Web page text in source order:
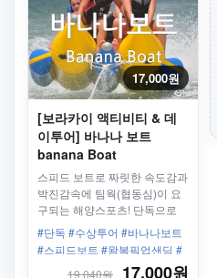
17,000원
[보라카이 액티비티 & 데
이투어] 바나나 보트
banana Boat
스피드 보트로 짜릿한 속도감과
박진감속에 팀웍(협동심)이 요
구되는 해양스포츠! 단독으로
우리끼리만 타자!
#단독 #수상투어 #바나나보트
#스피드보트 #왕복픽업샌딩 #
19,040원 17,000원